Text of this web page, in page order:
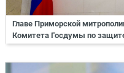
Главе Приморской
Комитета Госдумы по